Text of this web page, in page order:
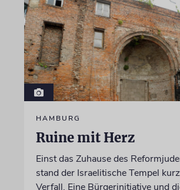
HAMBURG
Ruine mit Herz
Einst das Zuhause des
stand der Israelitische Tempel
Verfall. Eine Bürgerinitiative und